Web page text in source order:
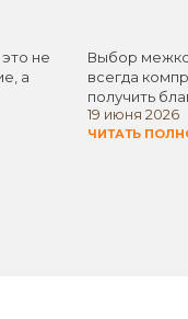
не
а
Выбор
всегда
получить
стремлением
19 июня 2026
ЧИТАТЬ